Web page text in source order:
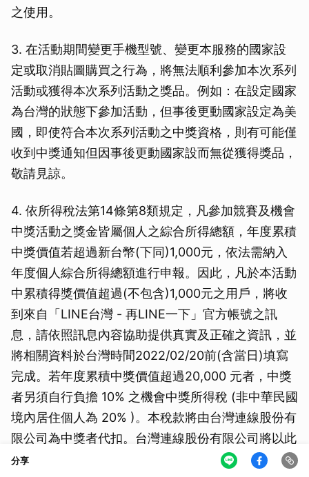
之使用。
3. 在活動期間變更手機型號、變更本服務的國家設
定或取消貼圖購買之行為，將無法順利參加本次系列
活動或獲得本次系列活動之獎品。例如：在設定國家
為台灣的狀態下參加活動，但事後更動國家設定為美
國，即使符合本次系列活動之中獎資格，則有可能僅
收到中獎通知但因事後更動國家設而無從獲得獎品，
敬請見諒。
4. 依所得稅法第14條第8類規定，凡參加競賽及機會
中獎活動之獎金皆屬個人之綜合所得總額，年度累積
中獎價值若超過新台幣(下同)1,000元，依法需納入
年度個人綜合所得總額進行申報。因此，凡於本活動
中累積得獎價值超過(不包含)1,000元之用戶，將收
到來自「LINE台灣 - 再LINE一下」官方帳號之訊
息，請依照訊息內容協助提供真實及正確之資訊，並
將相關資料於台灣時間2022/02/20前(含當日)填寫
完成。若年度累積中獎價值超過20,000 元者，中獎
者另須自行負擔 10% 之機會中獎所得稅 (非中華民國
境內居住個人為 20% )。本稅款將由台灣連線股份有
限公司為中獎者代扣。台灣連線股份有限公司將以此
兌獎確認書之內容於次年度一月份向國稅局申報所得
分享